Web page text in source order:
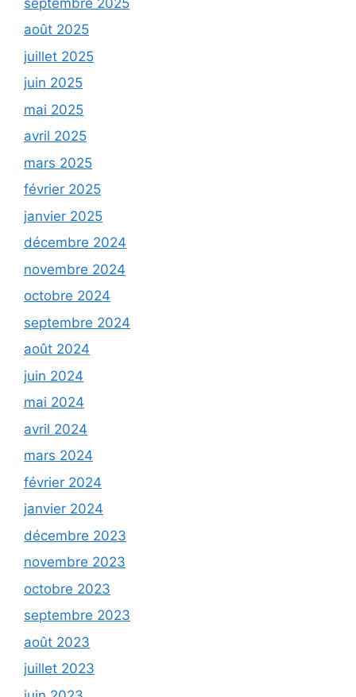
août 2025
juillet 2025
juin 2025
mai 2025
avril 2025
mars 2025
février 2025
janvier 2025
décembre 2024
novembre 2024
octobre 2024
septembre 2024
août 2024
juin 2024
mai 2024
avril 2024
mars 2024
février 2024
janvier 2024
décembre 2023
novembre 2023
octobre 2023
septembre 2023
août 2023
juillet 2023